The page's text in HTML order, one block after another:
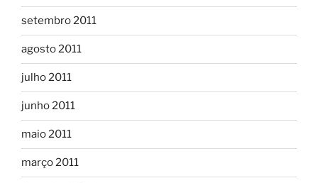
setembro 2011
agosto 2011
julho 2011
junho 2011
maio 2011
março 2011